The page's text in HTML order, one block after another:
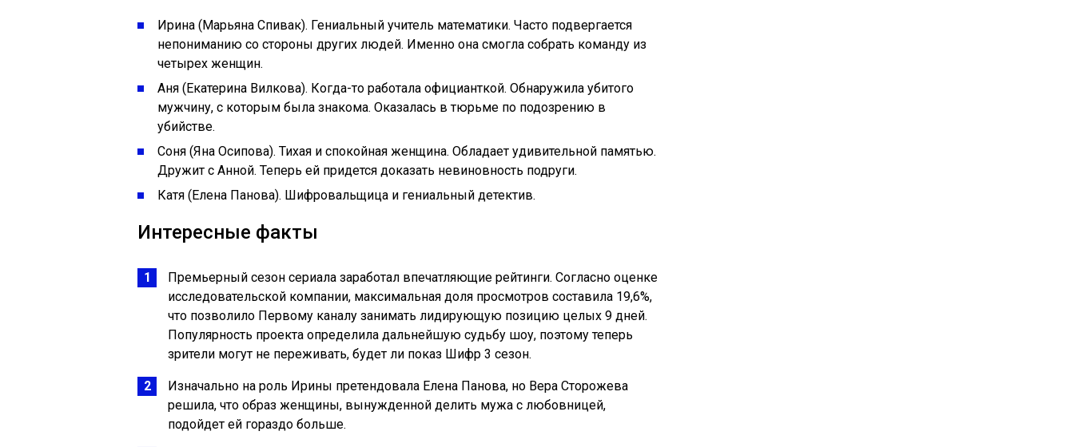
Ирина (Марьяна Спивак). Гениальный учитель математики. Часто подвергается
непониманию со стороны других людей. Именно она смогла собрать команду из
четырех женщин.
Аня (Екатерина Вилкова). Когда-то работала официанткой. Обнаружила убитого
мужчину, с которым была знакома. Оказалась в тюрьме по подозрению в
убийстве.
Соня (Яна Осипова). Тихая и спокойная женщина. Обладает удивительной памятью.
Дружит с Анной. Теперь ей придется доказать невиновность подруги.
Катя (Елена Панова). Шифровальщица и гениальный детектив.
Интересные факты
Премьерный сезон сериала заработал впечатляющие рейтинги. Согласно оценке
исследовательской компании, максимальная доля просмотров составила 19,6%,
что позволило Первому каналу занимать лидирующую позицию целых 9 дней.
Популярность проекта определила дальнейшую судьбу шоу, поэтому теперь
зрители могут не переживать, будет ли показ Шифр 3 сезон.
Изначально на роль Ирины претендовала Елена Панова, но Вера Сторожева
решила, что образ женщины, вынужденной делить мужа с любовницей,
подойдет ей гораздо больше.